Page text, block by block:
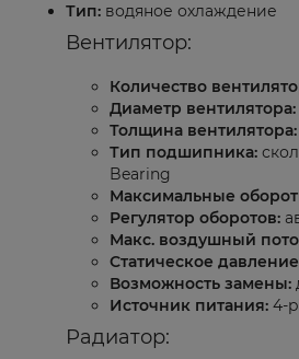
Тип: водяное охлаждение
Вентилятор:
Количество
Диаметр вентилятора:
Толщина вентилятора:
Тип подшипника:
Bearing
Максимальные
Регулятор оборотов:
Макс. воздушный
Статическое
Возможность замены:
Источник питания: 4-
Радиатор: